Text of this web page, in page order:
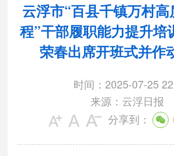
云浮市“百县千镇万村
程”干部履职能力提升培
荣春出席开班式并作
时间：2025-07-25
来源：云浮日报
分享到：